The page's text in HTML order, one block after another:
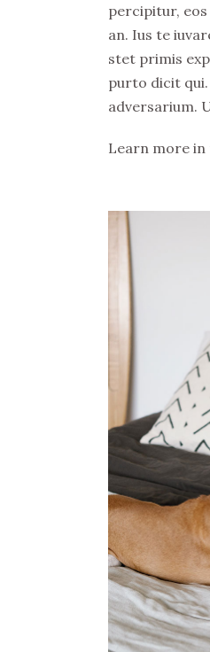
percipitur,
an. Ius te
stet primis
purto dicit qui.
adversarium.
Learn more